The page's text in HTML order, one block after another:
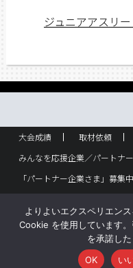
ジュニアアスリ
大会成績 取材依頼
みんなを応援企業／パートナー
「パートナー企業さま」募集
バックナンバー
サイト
Copyright © ジュニア
よりよいエクスペリエン
Cookie を使用しています
を承諾した
OK
い